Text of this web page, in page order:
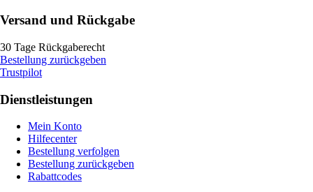
Versand und Rückgabe
30 Tage Rückgaberecht
Bestellung zurückgeben
Trustpilot
Dienstleistungen
Mein Konto
Hilfecenter
Bestellung verfolgen
Bestellung zurückgeben
Rabattcodes